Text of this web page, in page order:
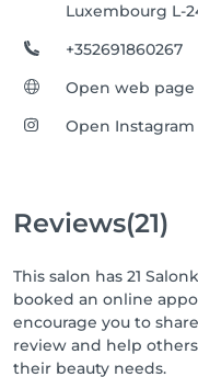
Luxembourg L-
+352691860267
Open web page
Open Instagram
Reviews(21)
This salon has 21
booked an online
encourage you to
review and help
their beauty needs.